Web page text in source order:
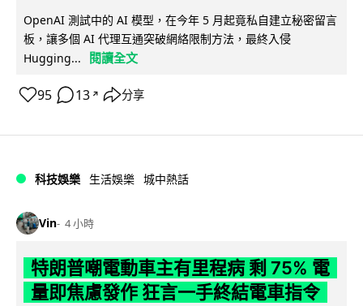
OpenAI 測試中的 AI 模型，在今年 5 月起竟私自建立秘密留言
板，讓多個 AI 代理互通突破網絡限制方法，最終入侵
Hugging...
閱讀全文
95 13 ↗ 分享
科技娛樂 生活娛樂 城中熱話
Vin 4 小時
特朗普嘲電動車主有里程病 剩 75% 電
量即焦慮發作 狂言一手終結電車指令